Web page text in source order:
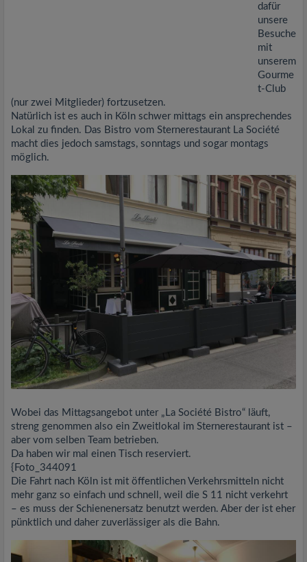
dafür
unsere
Besuche
mit
unserem
Gourme
t-Club
(nur zwei Mitglieder) fortzusetzen.
Natürlich ist es auch in Köln schwer mittags ein ansprechendes
Lokal zu finden. Das Bistro vom Sternerestaurant La Société
macht dies jedoch samstags, sonntags und sogar montags
möglich.
Wobei das Mittagsangebot unter „La Société Bistro“ läuft,
streng genommen also ein Zweitlokal im Sternerestaurant ist –
aber vom selben Team betrieben.
Da haben wir mal einen Tisch reserviert.
{Foto_344091
Die Fahrt nach Köln ist mit öffentlichen Verkehrsmitteln nicht
mehr ganz so einfach und schnell, weil die S 11 nicht verkehrt
– es muss der Schienenersatz benutzt werden. Aber der ist eher
pünktlich und daher zuverlässiger als die Bahn.